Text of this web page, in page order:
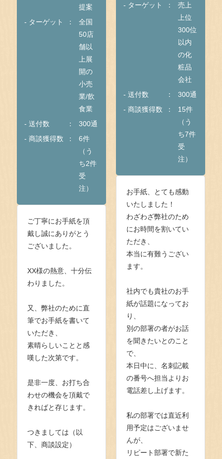
提案
- ターゲット
全国
50店
舗以
上展
開の
小売
業/飲
食業
- 送付数
300通
- 商談獲得数
6件
（う
ち2件
受
注）
ご丁寧にお手紙を頂
戴し誠にありがとう
ございました。
XX様の熱意、十分伝
わりました。
又、弊社のために直
筆でお手紙を書いて
いただき、
素晴らしいことと感
嘆した次第です。
是非一度、お打ち合
わせの機会を頂戴で
きればと存じます。
つきましては（以
下、商談設定）
- ターゲット
売上
上位
300位
以内
の化
粧品
会社
- 送付数
300通
- 商談獲得数
15件
（う
ち7件
受
注）
お手紙、とても感動
いたしました！
わざわざ弊社のため
にお時間を割いてい
ただき、
本当に有難うござい
ます。
社内でも貴社のお手
紙が話題になってお
り、
別の部署の者がお話
を聞きたいとのこと
で、
本日中に、名刺記載
の番号へ担当よりお
電話差し上げます。
私の部署では直近利
用予定はございませ
んが、
リピート部署で新た